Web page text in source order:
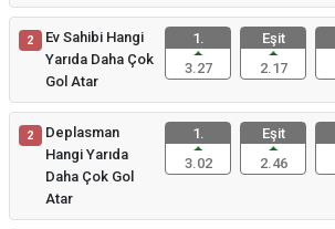
2
Ev Sahibi Hangi
Yarıda Daha Çok
Gol Atar
1.
3.27
Eşit
2.17
2
Deplasman
Hangi Yarıda
Daha Çok Gol
Atar
1.
3.02
Eşit
2.46